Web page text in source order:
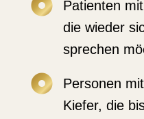

Patienten
die wieder
sprechen

Personen
Kiefer, die